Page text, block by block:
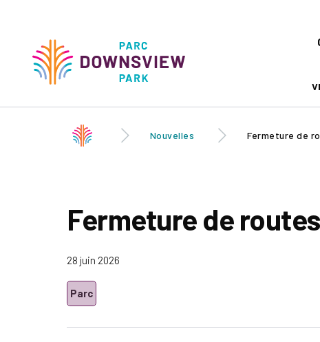
content
Downsview Park
Nouvelles Fermeture de
Fermeture de
28 juin 2026
Parc